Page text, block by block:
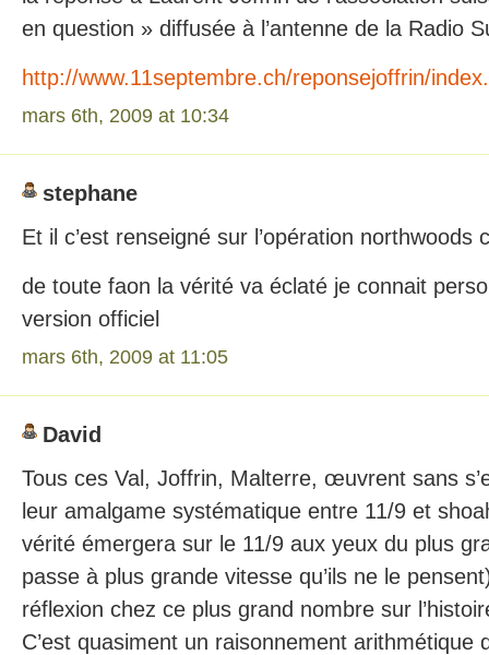
en question » diffusée à l’antenne de la Radio
http://www.11septembre.ch/reponsejoffrin/
mars 6th, 2009 at 10:34
stephane
Et il c’est renseigné sur l’opération northwoods
de toute faon la vérité va éclaté je connait
version officiel
mars 6th, 2009 at 11:05
David
Tous ces Val, Joffrin, Malterre, œuvrent sans
leur amalgame systématique entre 11/9 et
vérité émergera sur le 11/9 aux yeux du plus
passe à plus grande vitesse qu’ils ne le
réflexion chez ce plus grand nombre sur
C’est quasiment un raisonnement arithmétique